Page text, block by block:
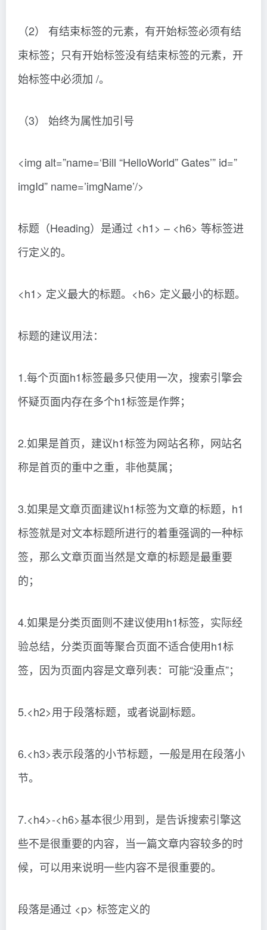
（2） 有结束标签的元素，有开始标签必须有结
束标签；只有开始标签没有结束标签的元素，开
始标签中必须加 /。
（3） 始终为属性加引号
<img alt=”name=‘Bill “HelloWorld” Gates’” id=”
imgId” name=’imgName’/>
标题（Heading）是通过 <h1> – <h6> 等标签进
行定义的。
<h1> 定义最大的标题。<h6> 定义最小的标题。
标题的建议用法：
1.每个页面h1标签最多只使用一次，搜索引擎会
怀疑页面内存在多个h1标签是作弊；
2.如果是首页，建议h1标签为网站名称，网站名
称是首页的重中之重，非他莫属；
3.如果是文章页面建议h1标签为文章的标题，h1
标签就是对文本标题所进行的着重强调的一种标
签，那么文章页面当然是文章的标题是最重要
的；
4.如果是分类页面则不建议使用h1标签，实际经
验总结，分类页面等聚合页面不适合使用h1标
签，因为页面内容是文章列表：可能“没重点”；
5.<h2>用于段落标题，或者说副标题。
6.<h3>表示段落的小节标题，一般是用在段落小
节。
7.<h4>-<h6>基本很少用到，是告诉搜索引擎这
些不是很重要的内容，当一篇文章内容较多的时
候，可以用来说明一些内容不是很重要的。
段落是通过 <p> 标签定义的